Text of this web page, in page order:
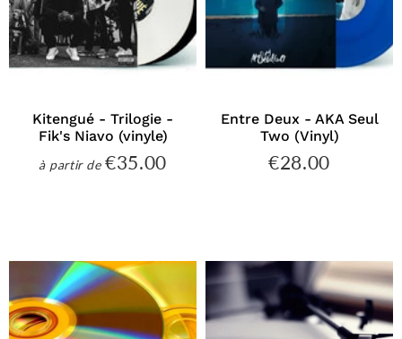
Kitengué - Trilogie -
Fik's Niavo (vinyle)
à partir dePrix
€35.00
Entre Deux - AKA Seul
Two (Vinyl)
Prix
€28.00